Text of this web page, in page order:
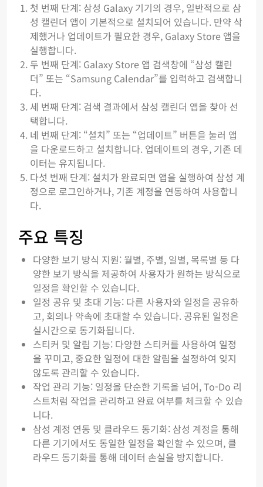
첫 번째 단계: 삼성 Galaxy 기기의 경우, 일반적으로 삼
성 캘린더 앱이 기본적으로 설치되어 있습니다. 만약 삭
제했거나 업데이트가 필요한 경우, Galaxy Store 앱을
실행합니다.
두 번째 단계: Galaxy Store 앱 검색창에 “삼성 캘린
더” 또는 “Samsung Calendar”를 입력하고 검색합니
다.
세 번째 단계: 검색 결과에서 삼성 캘린더 앱을 찾아 선
택합니다.
네 번째 단계: “설치” 또는 “업데이트” 버튼을 눌러 앱
을 다운로드하고 설치합니다. 업데이트의 경우, 기존 데
이터는 유지됩니다.
다섯 번째 단계: 설치가 완료되면 앱을 실행하여 삼성 계
정으로 로그인하거나, 기존 계정을 연동하여 사용합니
다.
주요 특징
다양한 보기 방식 지원: 월별, 주별, 일별, 목록별 등 다
양한 보기 방식을 제공하여 사용자가 원하는 방식으로
일정을 확인할 수 있습니다.
일정 공유 및 초대 기능: 다른 사용자와 일정을 공유하
고, 회의나 약속에 초대할 수 있습니다. 공유된 일정은
실시간으로 동기화됩니다.
스티커 및 알림 기능: 다양한 스티커를 사용하여 일정
을 꾸미고, 중요한 일정에 대한 알림을 설정하여 잊지
않도록 관리할 수 있습니다.
작업 관리 기능: 일정을 단순한 기록을 넘어, To-Do 리
스트처럼 작업을 관리하고 완료 여부를 체크할 수 있습
니다.
삼성 계정 연동 및 클라우드 동기화: 삼성 계정을 통해
다른 기기에서도 동일한 일정을 확인할 수 있으며, 클
라우드 동기화를 통해 데이터 손실을 방지합니다.